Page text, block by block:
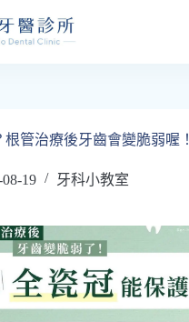
管治療後牙齒會變脆弱喔！
08-19 牙科小教室